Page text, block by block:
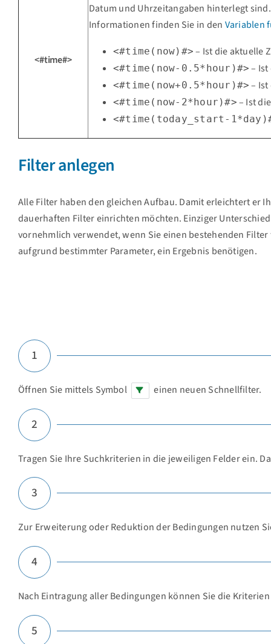
<#time#>
Datum und Uhrzeitangaben hinterlegt
Informationen finden Sie in den Variablen
<#time(now)#> – Ist die aktuelle
<#time(now-0.5*hour)#> –
<#time(now+0.5*hour)#> –
<#time(now-2*hour)#> – Ist
<#time(today_start-
Filter anlegen
Alle Filter haben den gleichen Aufbau. Damit erleichtert er
dauerhaften Filter einrichten möchten. Einziger
vornehmlich verwendet, wenn Sie einen bestehenden
aufgrund bestimmter Parameter, ein Ergebnis benötigen.
1
Öffnen Sie mittels Symbol einen neuen Schnellfilter.
2
Tragen Sie Ihre Suchkriterien in die jeweiligen Felder ein.
3
Zur Erweiterung oder Reduktion der Bedingungen nutzen
4
Nach Eintragung aller Bedingungen können Sie die
5